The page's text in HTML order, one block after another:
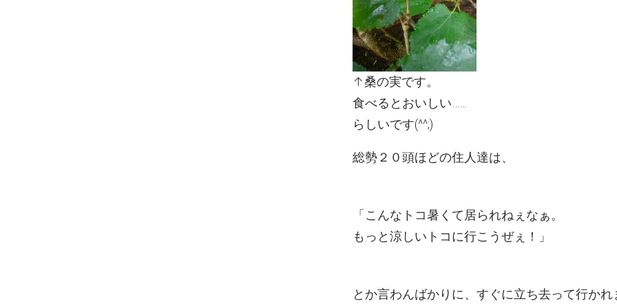
↑桑の実です。
食べるとおいしい……
らしいです(^^;)
総勢２０頭ほどの住人達は、
「こんなトコ暑くて居られねぇなぁ。
もっと涼しいトコに行こうぜぇ！」
とか言わんばかりに、すぐに立ち去って行かれ